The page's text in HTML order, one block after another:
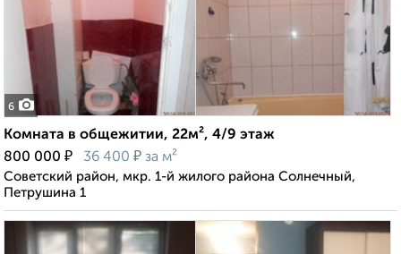
6
Комната в общежитии, 22м², 4/9 этаж
800 000 ₽ 36 400 ₽ за м²
Советский район, мкр. 1-й жилого района Солнечный,
Петрушина 1